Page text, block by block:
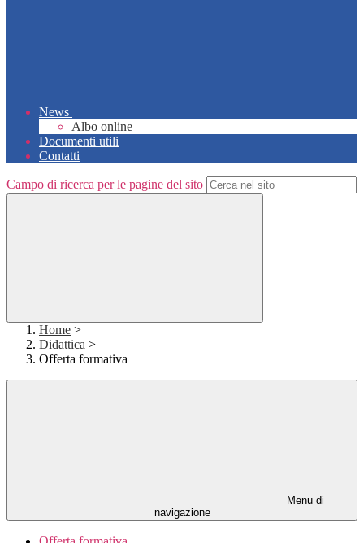
News
Albo online
Documenti utili
Contatti
Campo di ricerca per le pagine del sito
Home >
Didattica >
Offerta formativa
Menu di
navigazione